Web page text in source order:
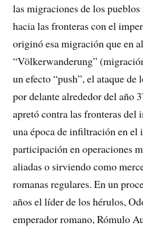
las migraciones de los
hacia las fronteras con el
originó esa migración que en
“Völkerwanderung”
un efecto “push”, el ataque de
por delante alrededor del año
apretó contra las fronteras del
una época de infiltración en el
participación en operaciones
aliadas o sirviendo como
romanas regulares. En un
años el líder de los hérulos,
emperador romano, Rómulo